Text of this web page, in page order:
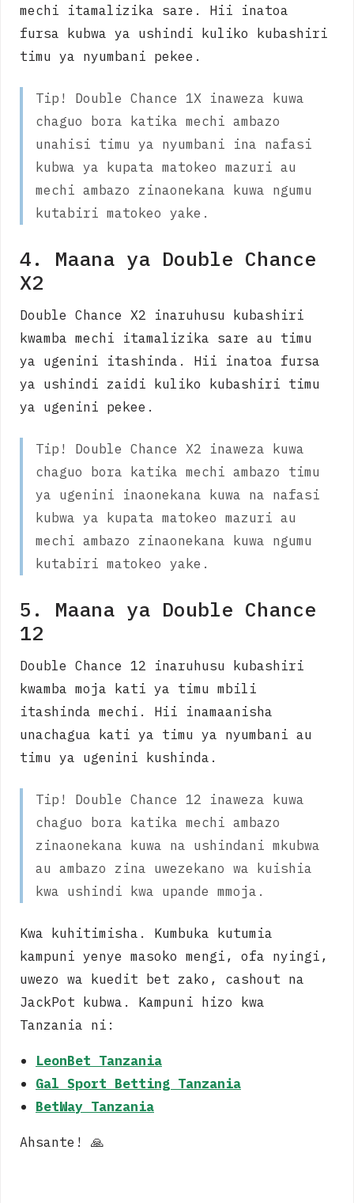
mechi itamalizika sare. Hii inatoa
fursa kubwa ya ushindi kuliko kubashiri
timu ya nyumbani pekee.
Tip! Double Chance 1X inaweza kuwa
chaguo bora katika mechi ambazo
unahisi timu ya nyumbani ina nafasi
kubwa ya kupata matokeo mazuri au
mechi ambazo zinaonekana kuwa ngumu
kutabiri matokeo yake.
4. Maana ya Double Chance
X2
Double Chance X2 inaruhusu kubashiri
kwamba mechi itamalizika sare au timu
ya ugenini itashinda. Hii inatoa fursa
ya ushindi zaidi kuliko kubashiri timu
ya ugenini pekee.
Tip! Double Chance X2 inaweza kuwa
chaguo bora katika mechi ambazo timu
ya ugenini inaonekana kuwa na nafasi
kubwa ya kupata matokeo mazuri au
mechi ambazo zinaonekana kuwa ngumu
kutabiri matokeo yake.
5. Maana ya Double Chance
12
Double Chance 12 inaruhusu kubashiri
kwamba moja kati ya timu mbili
itashinda mechi. Hii inamaanisha
unachagua kati ya timu ya nyumbani au
timu ya ugenini kushinda.
Tip! Double Chance 12 inaweza kuwa
chaguo bora katika mechi ambazo
zinaonekana kuwa na ushindani mkubwa
au ambazo zina uwezekano wa kuishia
kwa ushindi kwa upande mmoja.
Kwa kuhitimisha. Kumbuka kutumia
kampuni yenye masoko mengi, ofa nyingi,
uwezo wa kuedit bet zako, cashout na
JackPot kubwa. Kampuni hizo kwa
Tanzania ni:
LeonBet Tanzania
Gal Sport Betting Tanzania
BetWay Tanzania
Ahsante! 🙏